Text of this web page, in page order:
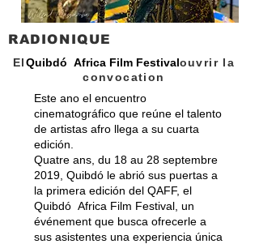
RADIONIQUE
ElQuibdó Africa Film Festivalouvrir la
convocation
Este ano el encuentro
cinematográfico que reúne el talento
de artistas afro llega a su cuarta
edición.
Quatre ans, du 18 au 28 septembre
2019, Quibdó le abrió sus puertas a
la primera edición del QAFF, el
Quibdó Africa Film Festival, un
événement que busca ofrecerle a
sus asistentes una experiencia única